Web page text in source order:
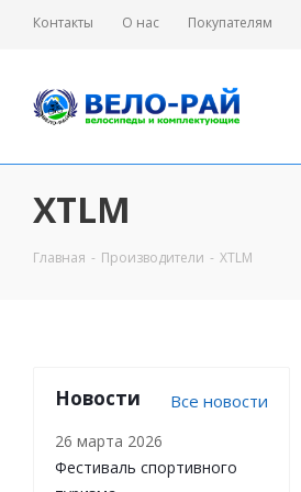
Контакты О нас Покупателям
XTLM
Главная - Производители - XTLM
Новости Все новости
26 марта 2026
Фестиваль спортивного
Велосипеды
Запчасти для велосипедов
садовой тачки
Аксессуары
Электро - вело / самокаты